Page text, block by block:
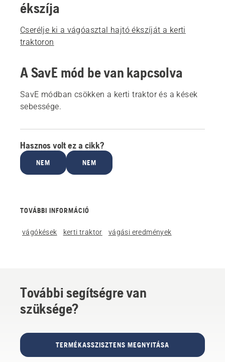
ékszíja
Cserélje ki a vágóasztal hajtó ékszíját a kerti
traktoron
A SavE mód be van kapcsolva
SavE módban csökken a kerti traktor és a kések
sebessége.
Hasznos volt ez a cikk?
NEM NEM
TOVÁBBI INFORMÁCIÓ
vágókések kerti traktor vágási eredmények
További segítségre van
szüksége?
TERMÉKASSZISZTENS MEGNYITÁSA